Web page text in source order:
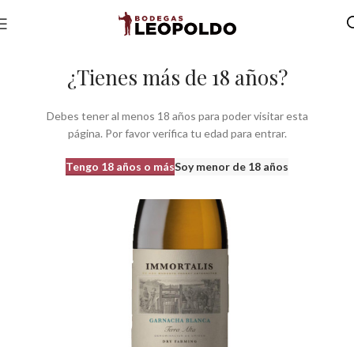
¿Tienes más de 18 años?
Debes tener al menos 18 años para poder visitar esta
página. Por favor verifica tu edad para entrar.
Tengo 18 años o másSoy menor de 18 años
Inicio Bodegas Aragon Bodegas Aylés